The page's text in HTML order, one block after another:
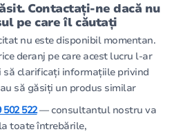
Contactați-ne dacă nu
pe care îl căutați
nu este disponibil momentan.
deranj pe care acest lucru l-ar
să clarificați informațiile privind
să găsiți un produs similar
502 522— consultantul nostru va
toate întrebările,